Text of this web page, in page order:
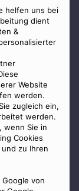
helfen uns bei
dient
&
Website
werden.
zugleich ein,
werden.
wenn Sie in
Cookies
zu Ihren
von